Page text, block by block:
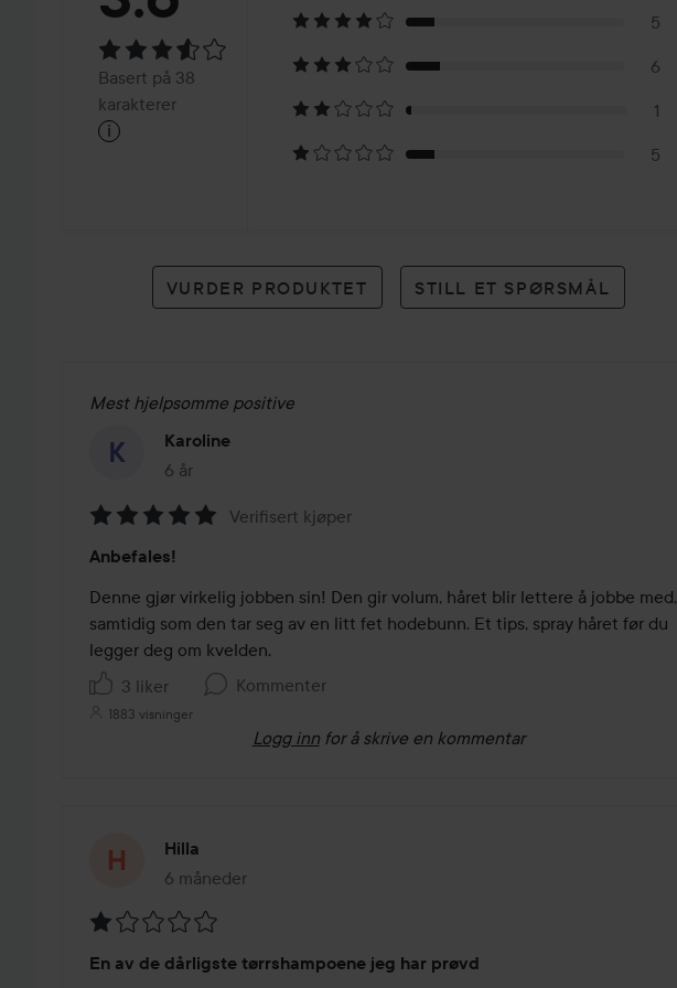
3.6Basert
på
karakterer
Basert på 38
karakterer
i
5
6
1
5
VURDER PRODUKTET STILL ET SPØRSMÅL
Mest hjelpsomme positive
Karoline
6 år
Innlegget ble opprettet 6 år
5
av
5
Verifisert kjøper
Anbefales!
Denne gjør virkelig jobben sin! Den gir volum, håret blir lettere å jobbe med,
samtidig som den tar seg av en litt fet hodebunn. Et tips, spray håret før du
legger deg om kvelden.
3 liker
Kommenter
1883 visninger
Logg inn for å skrive en kommentar
Hilla
6 måneder
Innlegget ble opprettet 6 måneder
1
En av de dårligste tørrshampoene jeg har prøvd